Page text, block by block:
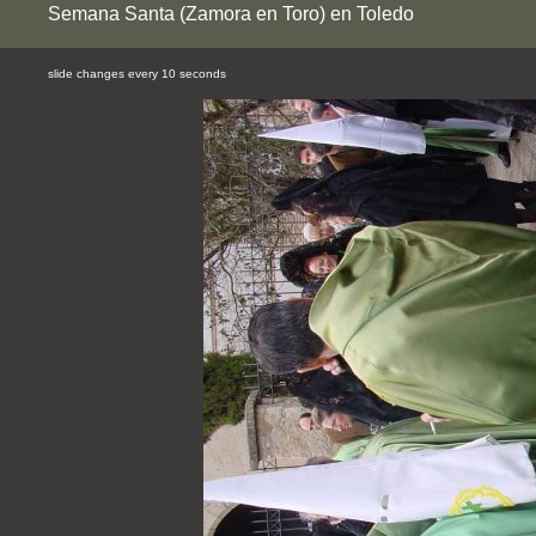
Semana Santa (Zamora en Toro) en Toledo
slide changes every 10 seconds